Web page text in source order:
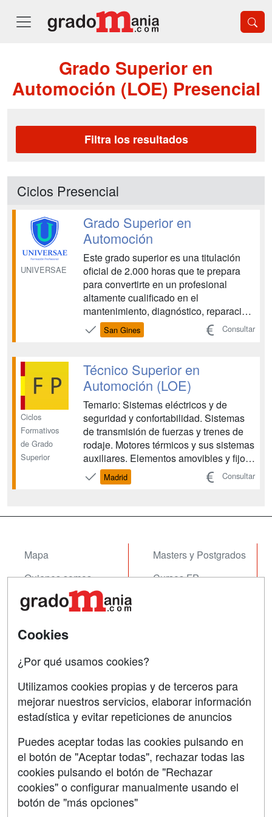
Grado Superior en
Automoción (LOE) Presencial
Filtra los resultados
Ciclos Presencial
UNIVERSAE
Grado Superior en
Automoción
Este grado superior es una titulación
oficial de 2.000 horas que te prepara
para convertirte en un profesional
altamente cualificado en el
mantenimiento, diagnóstico, reparación
y gestión de vehículos de última
generación. Te formarás en mecánica,
con un enfoque práctico orientado al
entorno laboral real....
San Gines Consultar
Ciclos
Formativos
de Grado
Superior
Técnico Superior en
Automoción (LOE)
Temario: Sistemas eléctricos y de
seguridad y confortabilidad. Sistemas
de transmisión de fuerzas y trenes de
rodaje. Motores térmicos y sus sistemas
auxiliares. Elementos amovibles y fijos
no estructurales. Tratamiento y
recubrimiento de superficies.
Madrid Consultar
Mapa
Quienes somos
Tarifas publicidad
Masters y Postgrados
Cursos FP
Contactar
Confidencialidad
Copyleft
SÍGUENOS EN:
Cookies
¿Por qué usamos cookies?
Utilizamos cookies propias y de terceros para
mejorar nuestros servicios, elaborar información
estadística y evitar repeticiones de anuncios
Puedes aceptar todas las cookies pulsando en
el botón de "Aceptar todas", rechazar todas las
cookies pulsando el botón de "Rechazar
cookies" o configurar manualmente usando el
botón de "más opciones"